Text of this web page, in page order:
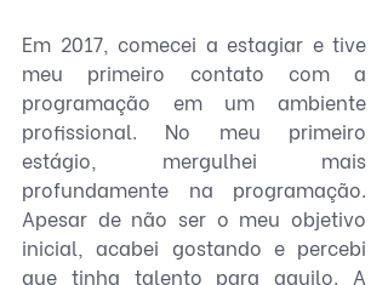
Em 2017, comecei a estagiar e tive
meu primeiro contato com a
programação em um ambiente
profissional. No meu primeiro
estágio, mergulhei mais
profundamente na programação.
Apesar de não ser o meu objetivo
inicial, acabei gostando e percebi
que tinha talento para aquilo. A